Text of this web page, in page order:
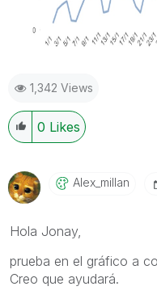
1,342 Views
0 Likes
Alex_millan
Hola Jonay,
prueba en el gráfico a
Creo que ayudará.